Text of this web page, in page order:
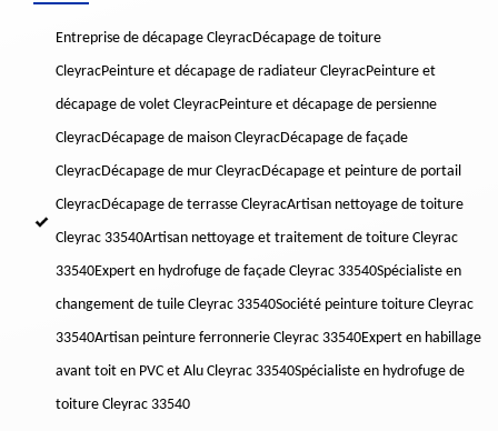
Entreprise de décapage CleyracDécapage de toiture
CleyracPeinture et décapage de radiateur CleyracPeinture et
décapage de volet CleyracPeinture et décapage de persienne
CleyracDécapage de maison CleyracDécapage de façade
CleyracDécapage de mur CleyracDécapage et peinture de portail
CleyracDécapage de terrasse CleyracArtisan nettoyage de toiture
Cleyrac 33540Artisan nettoyage et traitement de toiture Cleyrac
33540Expert en hydrofuge de façade Cleyrac 33540Spécialiste en
changement de tuile Cleyrac 33540Société peinture toiture Cleyrac
33540Artisan peinture ferronnerie Cleyrac 33540Expert en habillage
avant toit en PVC et Alu Cleyrac 33540Spécialiste en hydrofuge de
toiture Cleyrac 33540